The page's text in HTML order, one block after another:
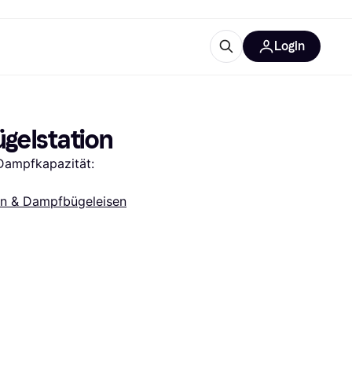
Login
& Dampfbügeleisen